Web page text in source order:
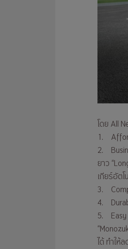
โดย All
1.
2.
ยาว
เกียร์อัต
3.
4.
5. Easy
ได้ ทำให้